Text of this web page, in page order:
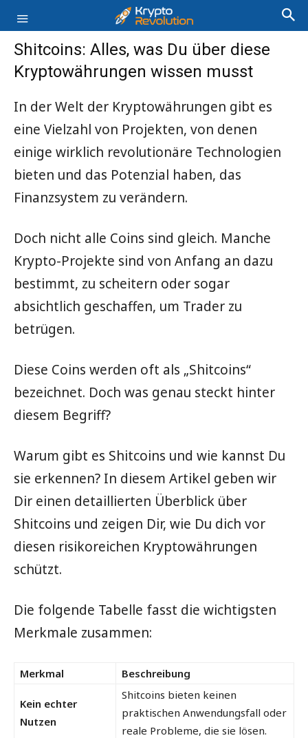
Shitcoins: Alles, was Du über diese
Kryptowährungen wissen musst
In der Welt der Kryptowährungen gibt es
eine Vielzahl von Projekten, von denen
einige wirklich revolutionäre Technologien
bieten und das Potenzial haben, das
Finanzsystem zu verändern.
Doch nicht alle Coins sind gleich. Manche
Krypto-Projekte sind von Anfang an dazu
bestimmt, zu scheitern oder sogar
absichtlich geschaffen, um Trader zu
betrügen.
Diese Coins werden oft als „Shitcoins“
bezeichnet. Doch was genau steckt hinter
diesem Begriff?
Warum gibt es Shitcoins und wie kannst Du
sie erkennen? In diesem Artikel geben wir
Dir einen detaillierten Überblick über
Shitcoins und zeigen Dir, wie Du dich vor
diesen risikoreichen Kryptowährungen
schützt.
Die folgende Tabelle fasst die wichtigsten
Merkmale zusammen:
Merkmal Beschreibung
Kein echter
Nutzen
Shitcoins bieten keinen
praktischen Anwendungsfall oder
reale Probleme, die sie lösen.